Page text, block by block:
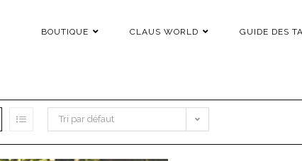
BOUTIQUE CLAUS WORLD GUIDE DES
Tri par défaut